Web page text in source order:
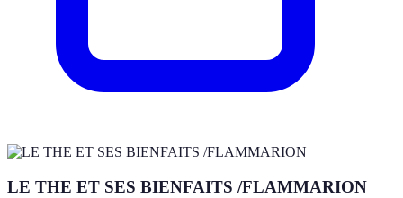
LE THE ET SES BIENFAITS /FLAMMARION